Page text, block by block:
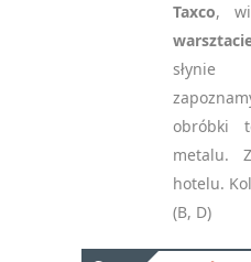
Taxco,
słynie
obróbki
metalu.
hotelu.
(B, D)